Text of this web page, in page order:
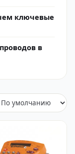
ключевые
в